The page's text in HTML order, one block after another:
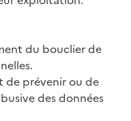
du bouclier de
de prévenir ou de
des données